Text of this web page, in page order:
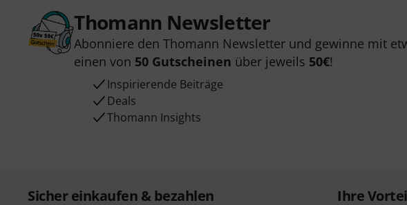
Thomann Newsletter
Abonniere den Thomann Newsletter und gewinne mit
einen von 50 Gutscheinen über jeweils 50€!
Inspirierende Beiträge
Deals
Thomann Insights
Sicher einkaufen & bezahlen Ihre